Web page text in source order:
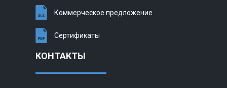
Коммерческое предложение
Сертификаты
КОНТАКТЫ